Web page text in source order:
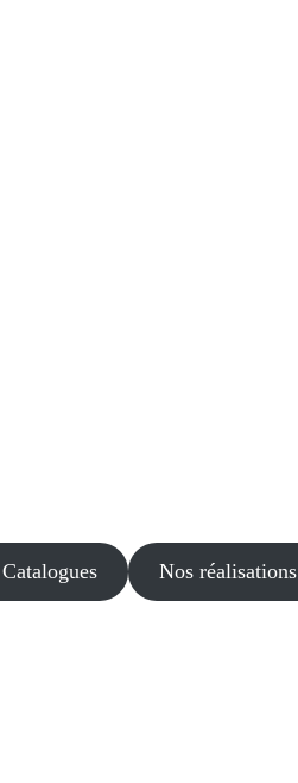
Catalogues Nos réalisations